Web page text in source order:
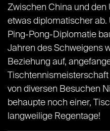
Zwischen China und den
etwas diplomatischer
Ping-Pong-Diplomatie
Jahren des Schweigens
Beziehung auf,
Tischtennismeisterschaft
von diversen Besuchen
behaupte noch einer,
langweilige Regentage!